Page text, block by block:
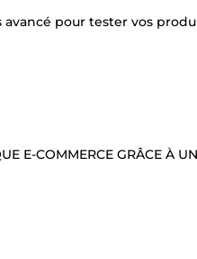
pour tester vos
E-COMMERCE GRÂCE À